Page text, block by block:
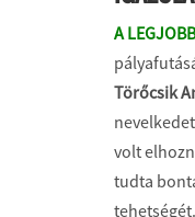
A
Törőcsik
volt
tudta
tehetségét.